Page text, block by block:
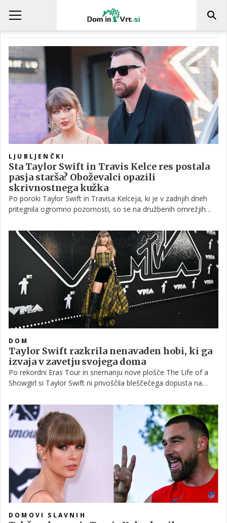
TRAVIS KELCE
LJUBLJENČKI
Sta Taylor Swift in Travis Kelce res postala
pasja starša? Oboževalci opazili
skrivnostnega kužka
Po poroki Taylor Swift in Travisa Kelceja, ki je v zadnjih dneh
pritegnila ogromno pozornosti, so se na družbenih omrežjih
seznam slavnih gostov, temveč za skrivnostnega kužka.
DOM
Taylor Swift razkrila nenavaden hobi, ki ga
izvaja v zavetju svojega doma
Po rekordni Eras Tour in snemanju nove plošče The Life of a
Showgirl si Taylor Swift ni privoščila bleščečega dopusta na
ga napolnila s šivalnimi projekti, vonjem sveže pečenega kruha
in tihimi, ustvarjalnimi popoldnevi.
DOMOVI SLAVNIH